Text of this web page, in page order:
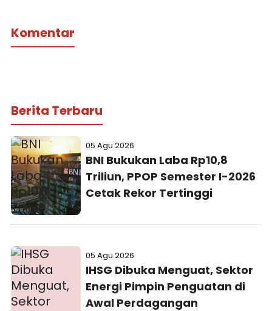
Komentar
Berita Terbaru
05 Agu 2026
BNI Bukukan Laba Rp10,8
Triliun, PPOP Semester I-2026
Cetak Rekor Tertinggi
05 Agu 2026
IHSG Dibuka Menguat, Sektor
Energi Pimpin Penguatan di
Awal Perdagangan